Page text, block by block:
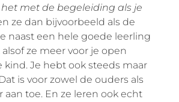
het met de begeleiding als je
ze dan bijvoorbeeld als de
naast een hele goede leerling
ze meer voor je open
Je hebt ook steeds maar
is voor zowel de ouders als
toe. En ze leren ook echt